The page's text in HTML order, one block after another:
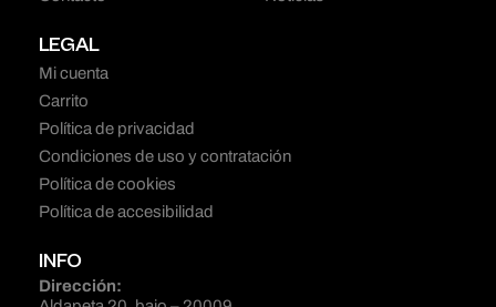
LEGAL
Mi cuenta
Carrito
Política de privacidad
Condiciones de uso y contratación
Política de cookies
Política de accesibilidad
INFO
Dirección: